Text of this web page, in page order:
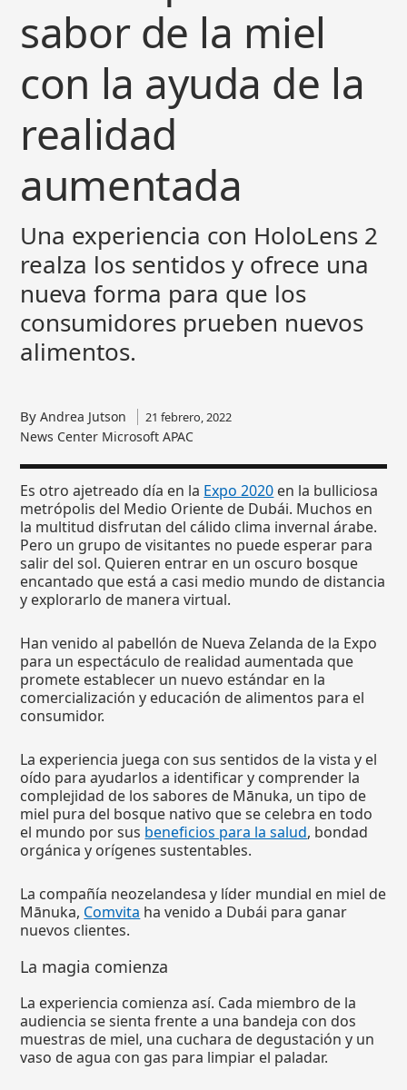
sabor de la miel
con la ayuda de la
realidad
aumentada
Una experiencia con HoloLens 2
realza los sentidos y ofrece una
nueva forma para que los
consumidores prueben nuevos
alimentos.
ByAndrea Jutson 21 febrero, 2022
News Center Microsoft APAC
Es otro ajetreado día en la Expo 2020 en la bulliciosa
metrópolis del Medio Oriente de Dubái. Muchos en
la multitud disfrutan del cálido clima invernal árabe.
Pero un grupo de visitantes no puede esperar para
salir del sol. Quieren entrar en un oscuro bosque
encantado que está a casi medio mundo de distancia
y explorarlo de manera virtual.
Han venido al pabellón de Nueva Zelanda de la Expo
para un espectáculo de realidad aumentada que
promete establecer un nuevo estándar en la
comercialización y educación de alimentos para el
consumidor.
La experiencia juega con sus sentidos de la vista y el
oído para ayudarlos a identificar y comprender la
complejidad de los sabores de Mānuka, un tipo de
miel pura del bosque nativo que se celebra en todo
el mundo por sus beneficios para la salud, bondad
orgánica y orígenes sustentables.
La compañía neozelandesa y líder mundial en miel de
Mānuka, Comvita ha venido a Dubái para ganar
nuevos clientes.
La magia comienza
La experiencia comienza así. Cada miembro de la
audiencia se sienta frente a una bandeja con dos
muestras de miel, una cuchara de degustación y un
vaso de agua con gas para limpiar el paladar.